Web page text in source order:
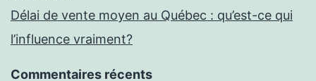
Délai de vente moyen au Québec : qu’est-ce qui
l’influence vraiment?
Commentaires récents